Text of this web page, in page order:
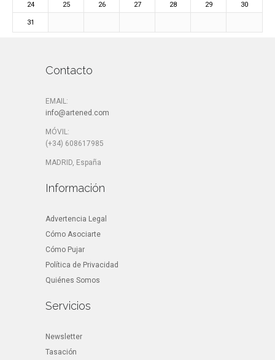
24
25 26 27 28 29 30
31
Contacto
EMAIL:
info@artened.com
MÓVIL:
(+34) 608617985
MADRID, España
Información
Advertencia Legal
Cómo Asociarte
Cómo Pujar
Política de Privacidad
Quiénes Somos
Servicios
Newsletter
Tasación